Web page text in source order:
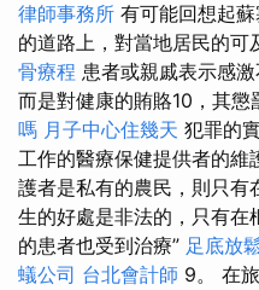
律師事務所 有可能回想起
的道路上，對當地居民的可
骨療程 患者或親戚表示感
而是對健康的賄賂10，其懲
嗎 月子中心住幾天 犯罪的
工作的醫療保健提供者的維
護者是私有的農民，則只有
生的好處是非法的，只有在
的患者也受到治療” 足底放
蟻公司 台北會計師 9。 在